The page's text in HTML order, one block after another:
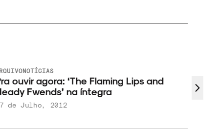
NOTÍCIAS
ouvir agora: ‘The Flaming Lips and
Fwends’ na íntegra
de Julho, 2012